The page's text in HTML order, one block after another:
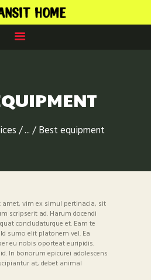
... Best equipment
vim ex simul pertinacia, sit
scripserit ad. Harum docendi
concludaturque et. Eam te
sumo elit platonem vel. Ea
eu nobis oporteat euripidis.
In bonorum epicurei adolescens
at, debet animal